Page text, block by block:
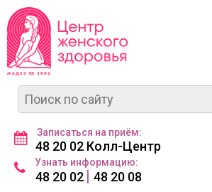
Записаться на приём:
48 20 02 Колл-Центр
Узнать информацию:
48 20 02 | 48 20 08